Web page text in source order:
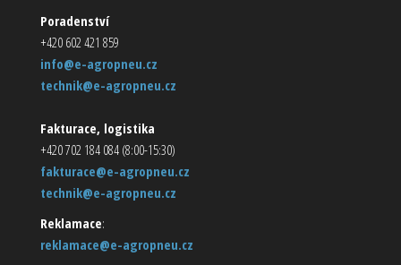
Poradenství
+420 602 421 859
info@e-agropneu.cz
technik@e-agropneu.cz
Fakturace, logistika
+420 702 184 084 (8:00-15:30)
fakturace@e-agropneu.cz
technik@e-agropneu.cz
Reklamace:
reklamace@e-agropneu.cz